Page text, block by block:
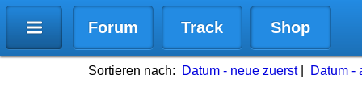
Forum Track Shop
Sortieren nach: Datum - neue zuerst| Datum -